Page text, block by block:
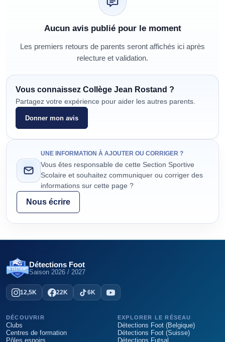
Aucun avis publié pour le moment
Les premiers retours de parents seront affichés ici après
relecture et validation.
Vous connaissez Collège Jean Rostand ?
Partagez votre expérience pour aider les autres parents.
Donner mon avis
UNE INFORMATION À AJOUTER OU CORRIGER ?
Vous êtes responsable de cette Section Sportive
Scolaire et souhaitez communiquer ou corriger des
informations sur cette page ?
Nous écrire
Détections Foot
Saison 2026 / 2027
12,5K 22K 6K
DÉCOUVRIR
Clubs
Centres de formation
Pôles espoirs
EXPLORER LE RÉSEAU
Détections Foot (Belgique)
Détections Foot (Suisse)
Détections Futsal